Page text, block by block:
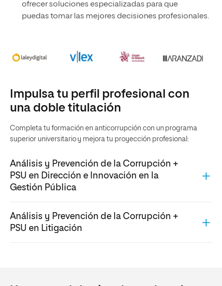
ofrecer soluciones especializadas para que
puedas tomar las mejores decisiones profesionales.
Impulsa tu perfil profesional con
una doble titulación
Completa tu formación en anticorrupción con un programa
superior universitario y mejora tu proyección profesional:
Análisis y Prevención de la Corrupción +
PSU en Dirección e Innovación en la
Gestión Pública
Prepárate para desarrollar las habilidades necesarias de
innovación, liderazgo, comunicación y cultura ética en la
Análisis y Prevención de la Corrupción +
PSU en Litigación